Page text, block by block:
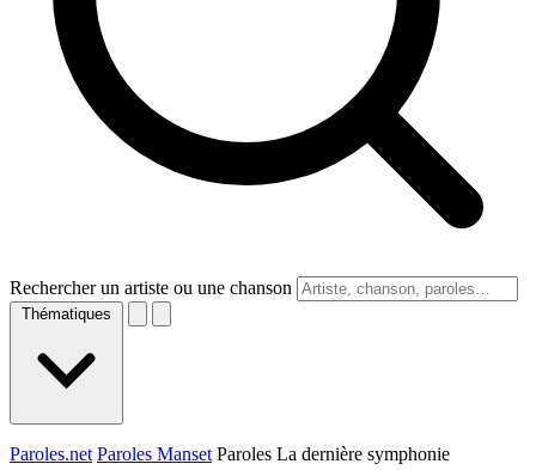
Rechercher un artiste ou une chanson
Thématiques
Paroles.net Paroles Manset Paroles La dernière symphonie